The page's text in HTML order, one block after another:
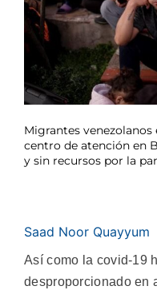
Migrantes
centro de atención en
y sin recursos por la
Saad Noor Quayyum
Así como la covid-19
desproporcionado en